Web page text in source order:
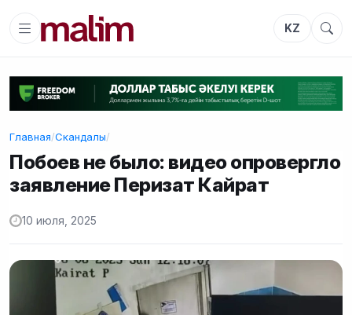
KZ
Главная/Скандалы/
Побоев не было: видео опровергло
заявление Перизат Кайрат
10 июля, 2025